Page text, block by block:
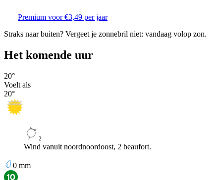
Premium voor €3,49 per jaar
Straks naar buiten? Vergeet je zonnebril niet: vandaag volop zon.
Het komende uur
20°
Voelt als
20°
2
Wind vanuit noordnoordoost, 2 beaufort.
0 mm